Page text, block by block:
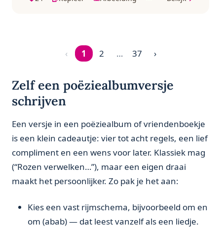
Pagina 1 van 37
‹ 1 2 … 37 ›
Zelf een poëziealbumversje
schrijven
Een versje in een poëziealbum of vriendenboekje
is een klein cadeautje: vier tot acht regels, een lief
compliment en een wens voor later. Klassiek mag
(“Rozen verwelken…”), maar een eigen draai
maakt het persoonlijker. Zo pak je het aan:
Kies een vast rijmschema, bijvoorbeeld om en
om (abab) — dat leest vanzelf als een liedje.